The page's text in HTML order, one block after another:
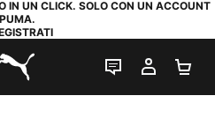
IN UN CLICK. SOLO CON UN ACCOUNT
PUMA.
CHAT IL MIO